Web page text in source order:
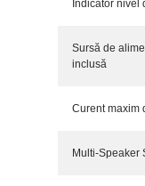
Indicator nivel
Sursă de
inclusă
Curent maxim
Multi-Speaker